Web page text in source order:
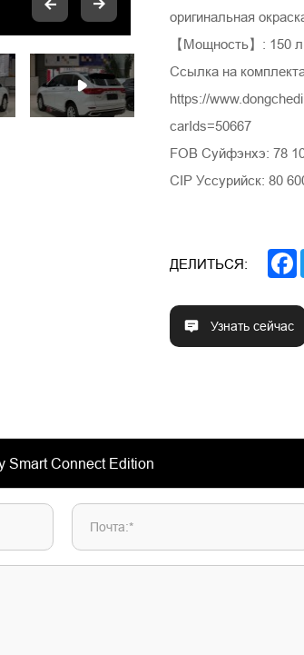
оригинальная
【Мощность】: 150
Ссылка на
https://
carIds=50667
FOB Суйфэнхэ: 78
CIP Уссурийск: 80
ДЕЛИТЬСЯ:
Узнать сейчас
Почта:*